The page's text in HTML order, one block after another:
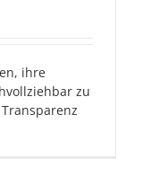
ihre
zu